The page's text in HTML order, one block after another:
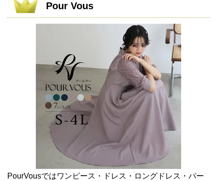
Pour Vous
PourVousではワンピース・ドレス・ロングドレス・パー